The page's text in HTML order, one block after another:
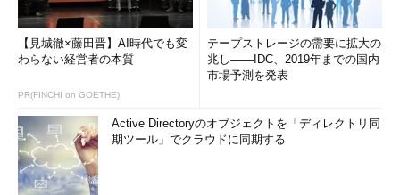
【見城徹×藤田晋】AI時代でも変
わらない経営者の本質
PR(FINCHI on GOETHE)
テープストレージの需要に拡大の
兆し――IDC、2019年までの国内
市場予測を発表
Active Directoryのオブジェクトを「ディレクトリ同
期ツール」でクラウドに同期する